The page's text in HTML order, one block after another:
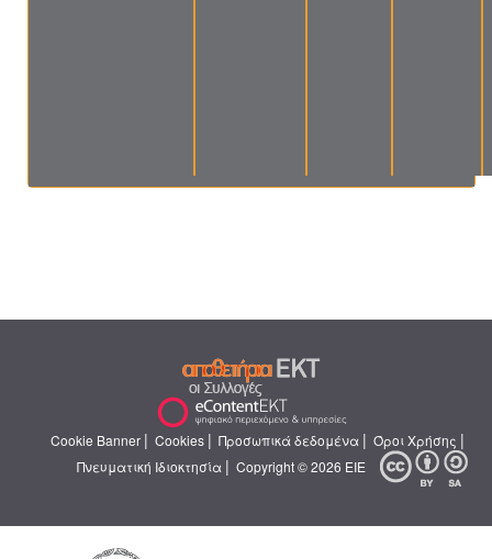
Cookie Banner | Cookies | Προσωπικά δεδομένα | Όροι Χρήσης |
Πνευματική Ιδιοκτησία | Copyright © 2026 ΕΙΕ